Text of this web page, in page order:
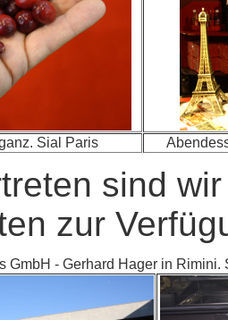
Sial Paris
sind
zur
GmbH - Gerhard Hager in Rimini.